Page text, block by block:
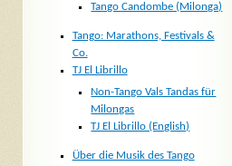
Tango Candombe (Milonga)
Tango: Marathons, Festivals &
Co.
TJ El Librillo
Non-Tango Vals Tandas für
Milongas
TJ El Librillo (English)
Über die Musik des Tango